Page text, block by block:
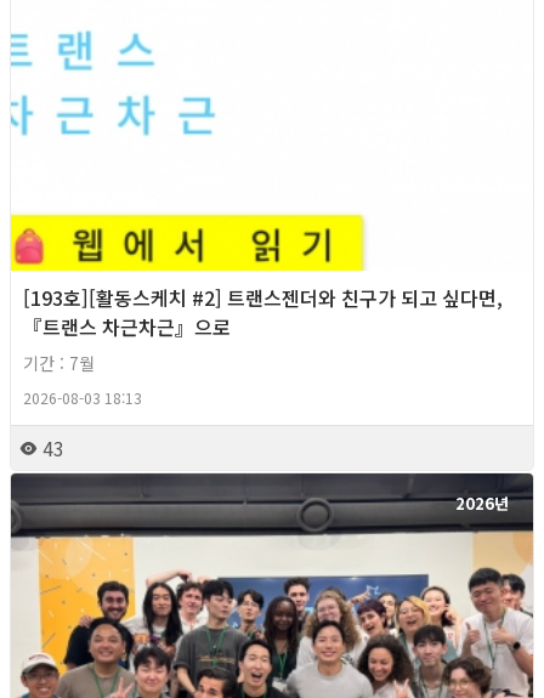
[193호][활동스케치 #2] 트랜스젠더와 친구가 되고 싶다면,
『트랜스 차근차근』으로
기간 : 7월
2026-08-03 18:13
43
2026년